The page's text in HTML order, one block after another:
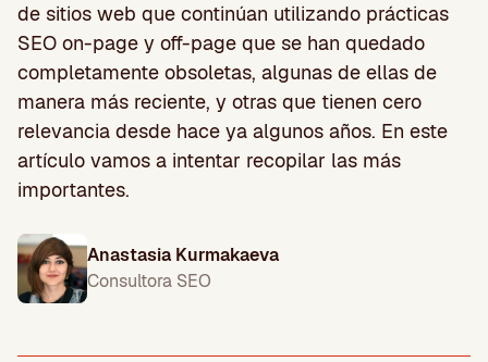
de sitios web que continúan utilizando prácticas
SEO on-page y off-page que se han quedado
completamente obsoletas, algunas de ellas de
manera más reciente, y otras que tienen cero
relevancia desde hace ya algunos años. En este
artículo vamos a intentar recopilar las más
importantes.
Anastasia Kurmakaeva
Consultora SEO